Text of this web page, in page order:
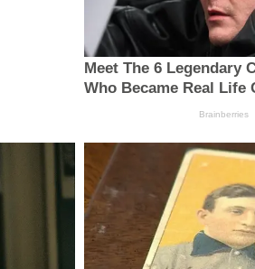
Meet The 6 Legendary
Who Became Real Life
Brainberries